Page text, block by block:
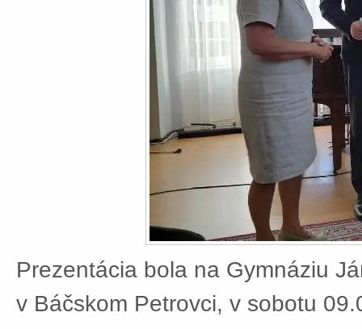
Prezentácia bola na Gymnáziu
v Báčskom Petrovci, v sobotu